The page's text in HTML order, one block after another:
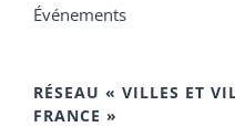
Événements
RÉSEAU « VILLES ET
FRANCE »